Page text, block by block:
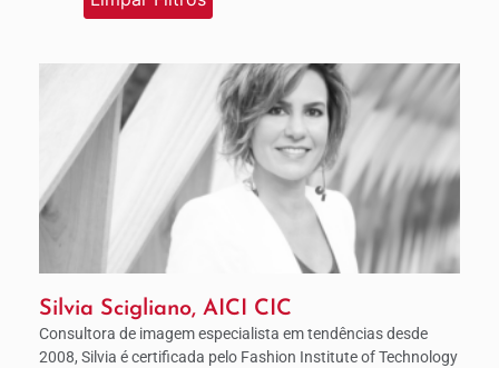
Silvia Scigliano, AICI CIC
Consultora de imagem especialista em tendências desde
2008, Silvia é certificada pelo Fashion Institute of Technology